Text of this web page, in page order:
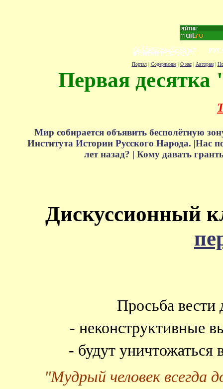
Портал| Содержание| О нас| Авторам|
Первая десятка
Мир собирается объявить бесполётную
Института Истории Русского Народа. |Нас
лет назад? | Кому давать
Дискуссионный
Просьба вести
- неконструктивные
- будут
"Мудрый человек всегда